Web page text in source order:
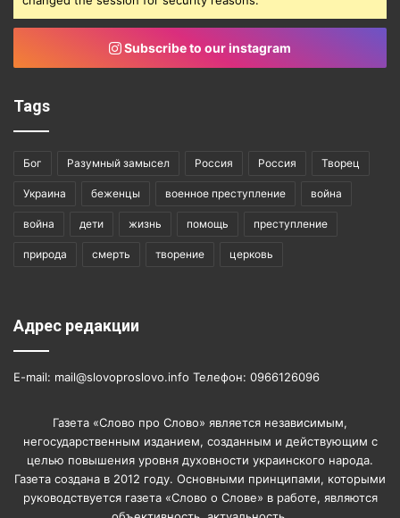
Subscribe to our instagram
Tags
Бог Разумный замысел Россия Россия Творец
Украина беженцы военное преступление война
война дети жизнь помощь преступление
природа смерть творение церковь
Адрес редакции
E-mail: mail@slovoproslovo.info Телефон: 0966126096
Газета «Слово про Слово» является независимым,
негосударственным изданием, созданным и действующим с
целью повышения уровня духовности украинского народа.
Газета создана в 2012 году. Основными принципами, которыми
руководствуется газета «Слово о Слове» в работе, являются